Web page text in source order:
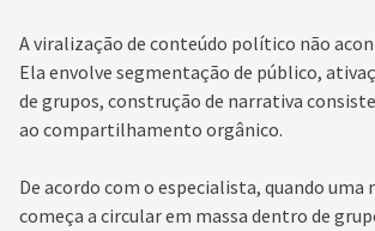
A viralização de conteúdo político não
Ela envolve segmentação de público,
de grupos, construção de narrativa
ao compartilhamento orgânico.
De acordo com o especialista, quando uma
começa a circular em massa dentro de